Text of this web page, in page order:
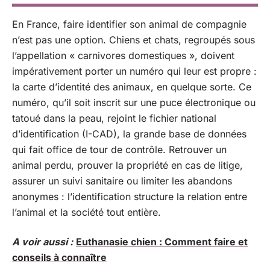
En France, faire identifier son animal de compagnie
n’est pas une option. Chiens et chats, regroupés sous
l’appellation « carnivores domestiques », doivent
impérativement porter un numéro qui leur est propre :
la carte d’identité des animaux, en quelque sorte. Ce
numéro, qu’il soit inscrit sur une puce électronique ou
tatoué dans la peau, rejoint le fichier national
d’identification (I-CAD), la grande base de données
qui fait office de tour de contrôle. Retrouver un
animal perdu, prouver la propriété en cas de litige,
assurer un suivi sanitaire ou limiter les abandons
anonymes : l’identification structure la relation entre
l’animal et la société tout entière.
A voir aussi : Euthanasie chien : Comment faire et
conseils à connaître